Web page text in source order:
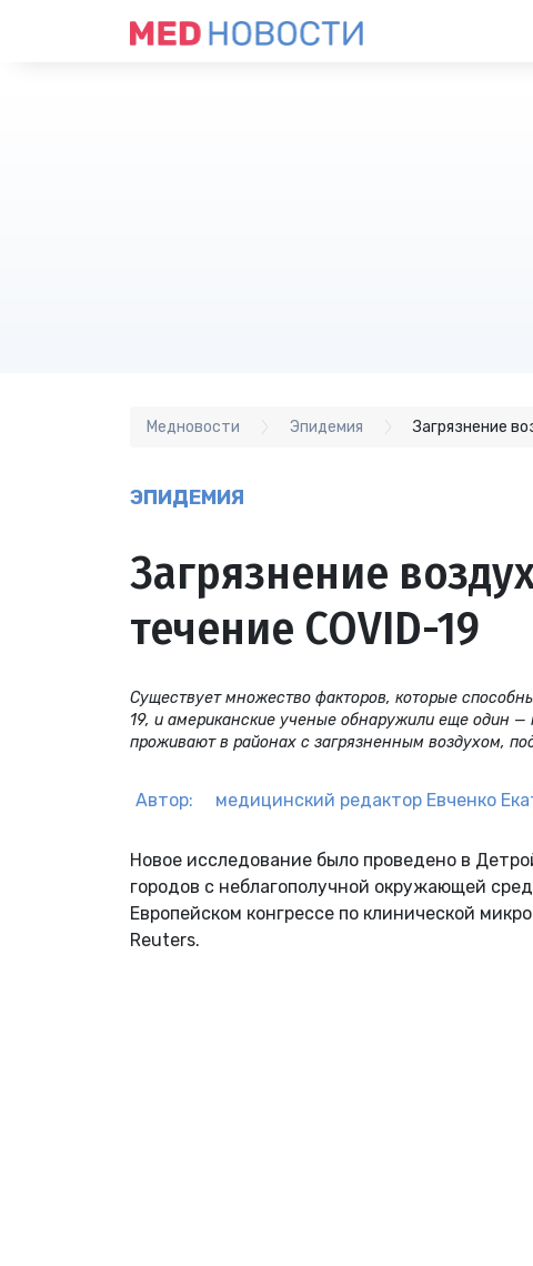
Медновости Эпидемия Загрязнение
ЭПИДЕМИЯ
Загрязнение
течение COVID-19
Существует множество факторов, которые
19, и американские ученые обнаружили еще один —
проживают в районах с загрязненным воздухом,
Автор: медицинский редактор Евченко
Новое исследование было проведено в
городов с неблагополучной окружающей
Европейском конгрессе по клинической
Reuters.